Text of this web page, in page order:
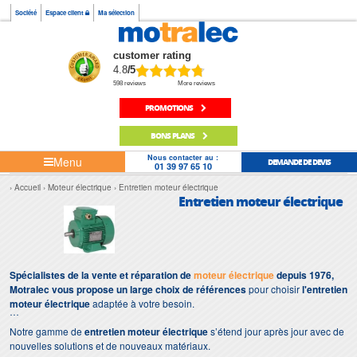
Société Espace client Ma sélection
customer rating
4.8/5
598 reviews More reviews
PROMOTIONS
BONS PLANS
Menu Nous contacter au :
01 39 97 65 10 DEMANDE DE DEVIS
Accueil Moteur électrique Entretien moteur électrique
Entretien moteur électrique
Spécialistes de la vente et réparation demoteur électriquedepuis 1976,
Motralec vous propose un large choix de référencespour choisirl'entretien
moteur électriqueadaptée à votre besoin.
Notre gamme deentretien moteur électriques’étend jour après jour avec de
nouvelles solutions et de nouveaux matériaux.